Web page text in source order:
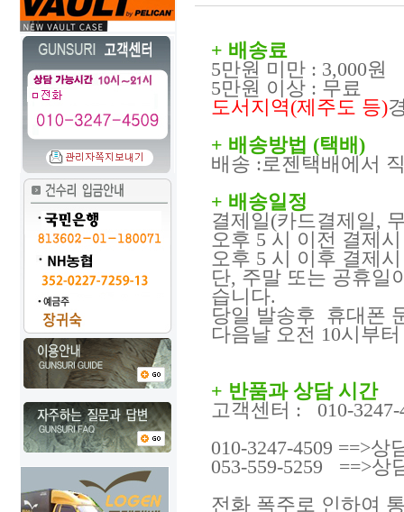
+ 배송료
5만원 미만 : 3,000원
5만원 이상 : 무료
도서지역(제주도 등)
+ 배송방법 (택배)
배송 :로젠택배에서
+ 배송일정
결제일(카드결제일,
오후 5 시 이전 결제
오후 5 시 이후 결제
단, 주말 또는 공휴일
습니다.
당일 발송후 휴대폰
다음날 오전 10시부
+ 반품과 상담 시간
고객센터 : 010-3247-
010-3247-4509 ==>
053-559-5259 ==>상
전화 폭주로 인하여